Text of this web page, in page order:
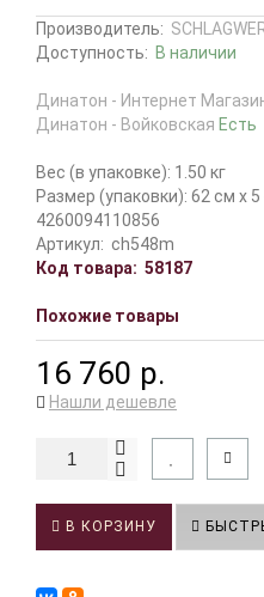
Производитель:
Доступность: В наличии
Динатон - Интернет
Динатон - Войковская Есть
Вес (в упаковке): 1.50 кг
Размер (упаковки): 62 см x
4260094110856
Артикул: ch548m
Код товара: 58187
Похожие товары
16 760 р.
Нашли дешевле
В КОРЗИНУ